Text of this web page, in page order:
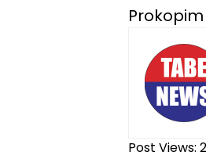
Post Views: